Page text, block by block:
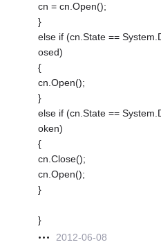
cn = cn.Open();
}
else if (cn.State ==
osed)
{
cn.Open();
}
else if (cn.State ==
oken)
{
cn.Close();
cn.Open();
}
}
2012-06-08